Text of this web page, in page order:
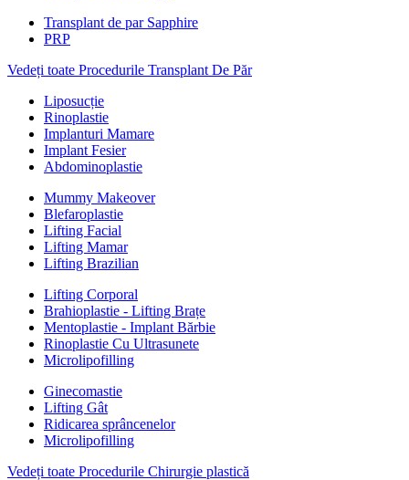
Transplant de par Sapphire
PRP
Vedeți toate Procedurile Transplant De Păr
Liposucție
Rinoplastie
Implanturi Mamare
Implant Fesier
Abdominoplastie
Mummy Makeover
Blefaroplastie
Lifting Facial
Lifting Mamar
Lifting Brazilian
Lifting Corporal
Brahioplastie - Lifting Brațe
Mentoplastie - Implant Bărbie
Rinoplastie Cu Ultrasunete
Microlipofilling
Ginecomastie
Lifting Gât
Ridicarea sprâncenelor
Microlipofilling
Vedeți toate Procedurile Chirurgie plastică